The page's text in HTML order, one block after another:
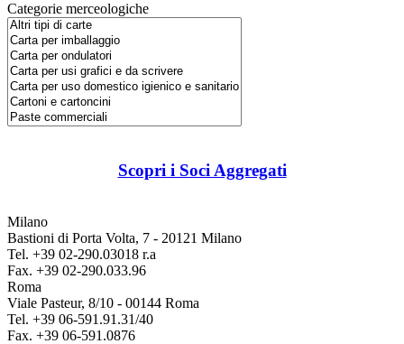
Categorie merceologiche
Scopri i Soci Aggregati
Milano
Bastioni di Porta Volta, 7 - 20121 Milano
Tel. +39 02-290.03018 r.a
Fax. +39 02-290.033.96
Roma
Viale Pasteur, 8/10 - 00144 Roma
Tel. +39 06-591.91.31/40
Fax. +39 06-591.0876